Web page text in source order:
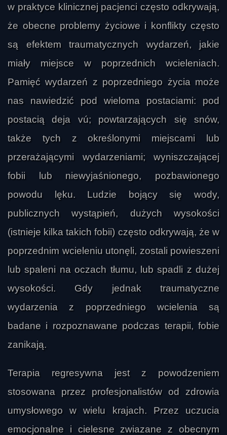
w praktyce klinicznej pacjenci często odkrywają,
że obecne problemy życiowe i konflikty często
są efektem traumatycznych wydarzeń, jakie
miały miejsce w poprzednich wcieleniach.
Pamięć wydarzeń z poprzedniego życia może
nas nawiedzić pod wieloma postaciami: pod
postacią deja vú; powtarzających się snów,
także tych z określonymi miejscami lub
przerażającymi wydarzeniami; wyniszczającej
fobii lub niewyjaśnionego, pozbawionego
powodu lęku. Ludzie bojący się wody,
publicznych wystąpień, dużych wysokości
(istnieje kilka takich fobii) często odkrywają, że w
poprzednim wcieleniu utonęli, zostali powieszeni
lub spaleni na oczach tłumu, lub spadli z dużej
wysokości. Gdy jednak traumatyczne
wydarzenia z poprzedniego wcielenia są
badane i rozpoznawane podczas terapii, fobie
zanikają.
Terapia regresywna jest z powodzeniem
stosowana przez profesjonalistów od zdrowia
umysłowego w wielu krajach. Przez uczucia
emocjonalne i cielesne zwiazane z obecnym